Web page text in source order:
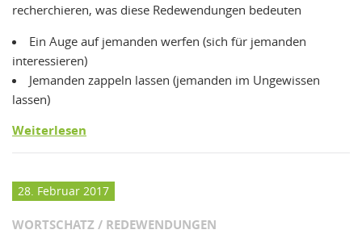
recherchieren, was diese Redewendungen bedeuten
Ein Auge auf jemanden werfen (sich für jemanden
interessieren)
Jemanden zappeln lassen (jemanden im Ungewissen
lassen)
Weiterlesen
28. Februar 2017
WORTSCHATZ / REDEWENDUNGEN